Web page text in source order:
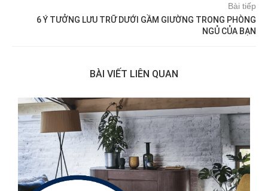
Bài tiếp
6 Ý TƯỞNG LƯU TRỮ DƯỚI GẦM GIƯỜNG TRONG PHÒNG
NGỦ CỦA BẠN
BÀI VIẾT LIÊN QUAN